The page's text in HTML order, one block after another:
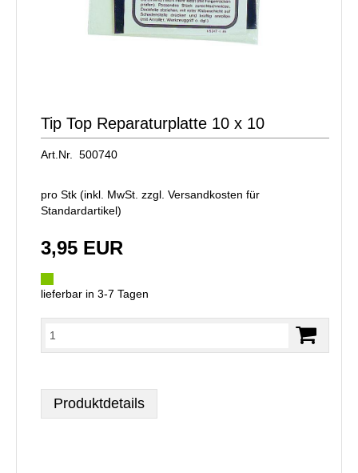
Tip Top Reparaturplatte 10 x 10
Art.Nr. 500740
pro Stk (inkl. MwSt. zzgl. Versandkosten für
Standardartikel)
3,95 EUR
lieferbar in 3-7 Tagen
Produktdetails